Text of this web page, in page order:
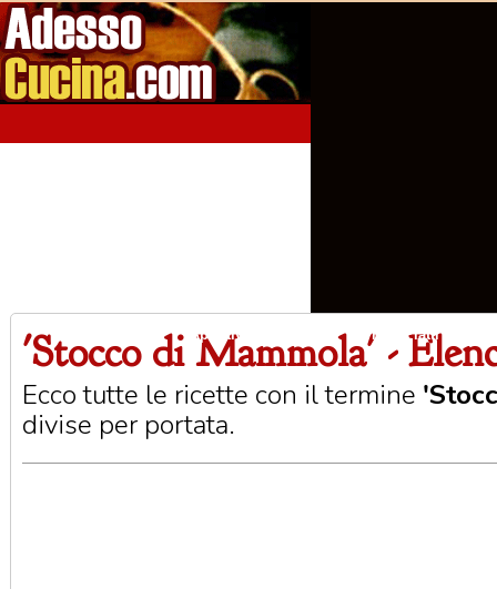
Aperitivi Primi Piatti
'Stocco di Mammola' -
Ecco tutte le ricette con il termine
divise per portata.